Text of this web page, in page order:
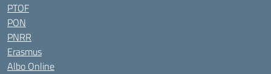
PTOF
PON
PNRR
Erasmus
Albo Online